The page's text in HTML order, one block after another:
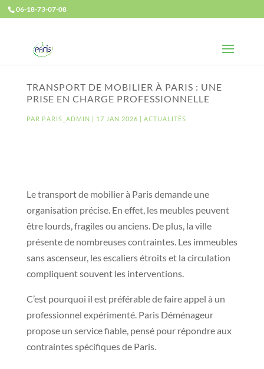
06-18-73-07-08
TRANSPORT DE MOBILIER À PARIS : UNE
PRISE EN CHARGE PROFESSIONNELLE
PAR PARIS_ADMIN | 17 JAN 2026 | ACTUALITÉS
Le transport de mobilier à Paris demande une
organisation précise. En effet, les meubles peuvent
être lourds, fragiles ou anciens. De plus, la ville
présente de nombreuses contraintes. Les immeubles
sans ascenseur, les escaliers étroits et la circulation
compliquent souvent les interventions.
C’est pourquoi il est préférable de faire appel à un
professionnel expérimenté. Paris Déménageur
propose un service fiable, pensé pour répondre aux
contraintes spécifiques de Paris.